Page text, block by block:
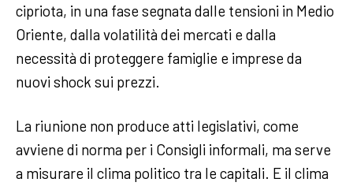
cipriota, in una fase segnata dalle tensioni in Medio
Oriente, dalla volatilità dei mercati e dalla
necessità di proteggere famiglie e imprese da
nuovi shock sui prezzi.
La riunione non produce atti legislativi, come
avviene di norma per i Consigli informali, ma serve
a misurare il clima politico tra le capitali. E il clima